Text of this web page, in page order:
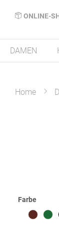
ONLINE-
DAMEN
Home
Farbe